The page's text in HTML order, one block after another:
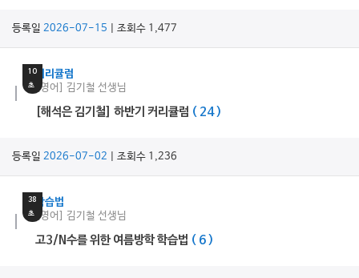
등록일 2026-07-15 | 조회수 1,477
10
초
커리큘럼
[영어] 김기철 선생님
[해석은 김기철] 하반기 커리큘럼 ( 24 )
등록일 2026-07-02 | 조회수 1,236
38
초
학습법
[영어] 김기철 선생님
고3/N수를 위한 여름방학 학습법 ( 6 )